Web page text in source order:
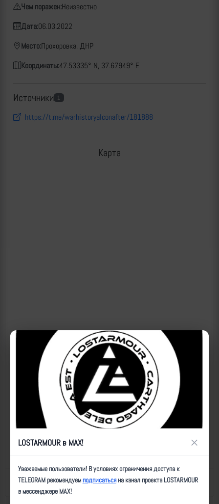
Чем поражен:Неизвестно
Дата:06.03.2022
Место:Прохоровка, ДНР
Координаты:47.53335° N, 37.67949° E
Источники 1
https://t.me/warhistoryalconafter/181888
Карта
Назад к списку Последнее обновление: 14.05.2026 21:31
LOSTARMOUR в MAX! ×
Уважаемые пользователи! В условиях ограничения доступа к
TELEGRAM рекомендуемподписатьсяна канал проекта LOSTARMOUR
в мессенджере MAX!